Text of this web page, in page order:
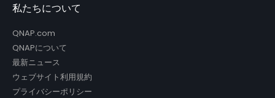
私たちについて
QNAP.com
QNAPについて
最新ニュース
ウェブサイト利用規約
プライバシーポリシー